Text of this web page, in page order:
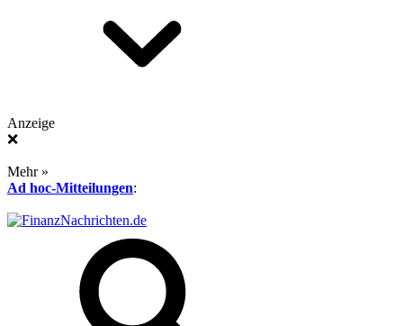
Anzeige
❌
Mehr »
Ad hoc-Mitteilungen: